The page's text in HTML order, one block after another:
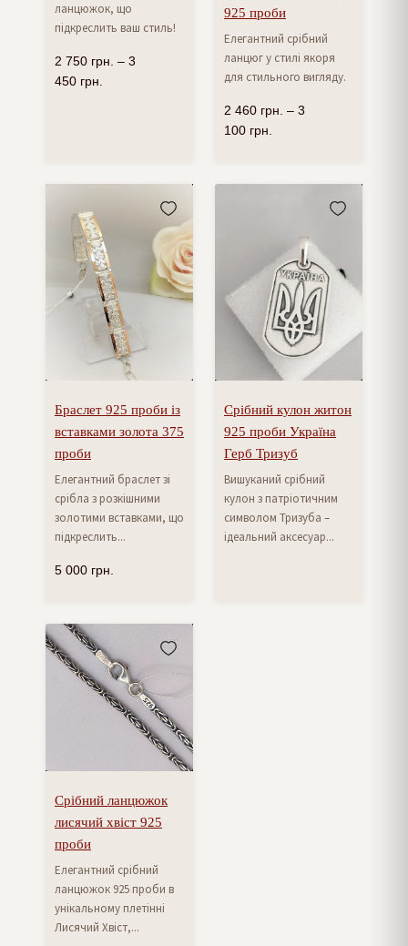
ланцюжок, що
підкреслить ваш стиль!
2 750 грн. – 3
450 грн.
925 проби
Елегантний срібний
ланцюг у стилі якоря
для стильного вигляду.
2 460 грн. – 3
100 грн.
Браслет 925 проби із
вставками золота 375
проби
Елегантний браслет зі
срібла з розкішними
золотими вставками, що
підкреслить...
5 000 грн.
Срібний кулон житон
925 проби Україна
Герб Тризуб
Вишуканий срібний
кулон з патріотичним
символом Тризуба –
ідеальний аксесуар...
Срібний ланцюжок
лисячий хвіст 925
проби
Елегантний срібний
ланцюжок 925 проби в
унікальному плетінні
Лисячий Хвіст,...